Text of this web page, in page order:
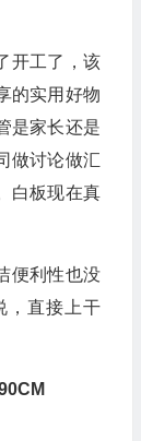
开工了，该
的实用好物
是家长还是
做讨论做汇
白板现在真
便利性也没
，直接上干